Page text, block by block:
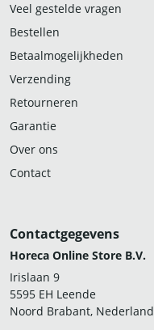
Veel gestelde vragen
Bestellen
Betaalmogelijkheden
Verzending
Retourneren
Garantie
Over ons
Contact
Contactgegevens
Horeca Online Store B.V.
Irislaan 9
5595 EH Leende
Noord Brabant, Nederland